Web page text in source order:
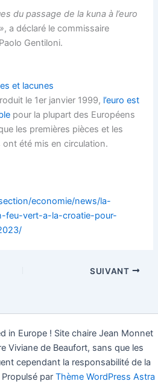
du passage de la kuna à l’euro
, a déclaré le commissaire
Gentiloni.
et lacunes
le 1er janvier 1999, l’euro est
pour la plupart des Européens
les premières pièces et les
été mis en circulation.
economie/news/la-
feu-vert-a-la-croatie-pour-
SUIVANT
in Europe ! Site chaire Jean Monnet
Viviane de Beaufort, sans que les
cependant la responsabilité de la
par Thème WordPress Astra